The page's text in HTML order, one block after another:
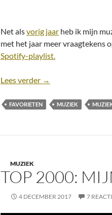
Net alsvorig jaar heb ik mijn
met het jaar meer vraagtekens
Spotify-playlist.
Lees verder Top 2000 2018:
→
FAVORIETEN MUZIEK
MUZIEK
TOP 2000:
4 DECEMBER 2017 7